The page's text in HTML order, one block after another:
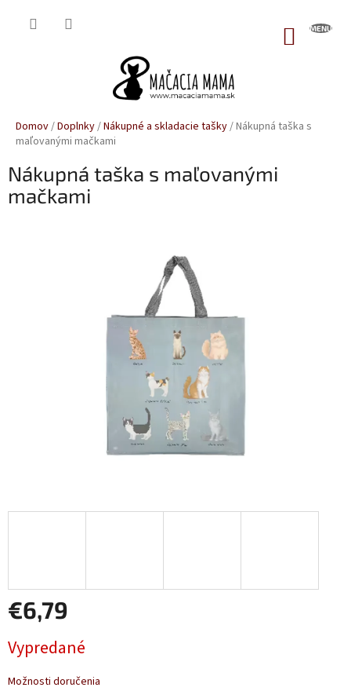
Domov/Doplnky/Nákupné a skladacie tašky/Nákupná taška s
maľovanými mačkami
Nákupná taška s maľovanými
mačkami
€6,79
cena:
Vypredané
Možnosti doručenia